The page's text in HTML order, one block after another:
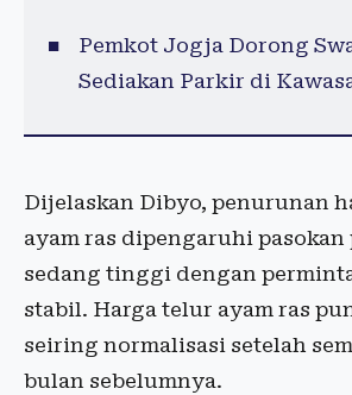
Pemkot Jogja Dorong
Sediakan Parkir di
Dijelaskan Dibyo, penurunan
ayam ras dipengaruhi
sedang tinggi dengan
stabil. Harga telur ayam ras
seiring normalisasi setelah
bulan sebelumnya.